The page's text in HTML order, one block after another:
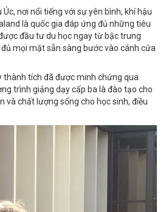
nơi nổi tiếng với sự yên bình, khí hậu
là quốc gia đáp ứng đủ những tiêu
đầu tư du học ngay từ bậc trung
mọi mặt sẵn sàng bước vào cánh cửa
thành tích đã được minh chứng qua
trình giảng dạy cấp ba là đào tạo cho
và chất lượng sống cho học sinh, điều